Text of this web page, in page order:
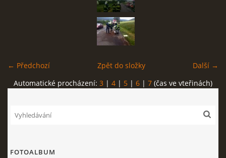
← Předchozí Další →
Zpět do složky
Automatické procházení: 3 | 4 | 5 | 6 | 7 (čas ve vteřinách)
FOTOALBUM